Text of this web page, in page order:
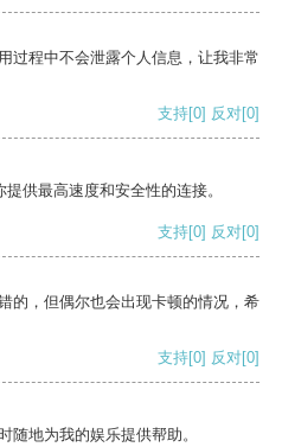
过程中不会泄露个人信息，让我非常
支持[0] 反对[0]
供最高速度和安全性的连接。
支持[0] 反对[0]
的，但偶尔也会出现卡顿的情况，希
支持[0] 反对[0]
随地为我的娱乐提供帮助。